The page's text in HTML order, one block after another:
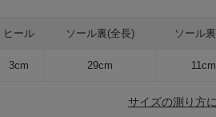
ヒール ソール裏(全長) ソール
3cm 29cm 11cm
サイズの測り方